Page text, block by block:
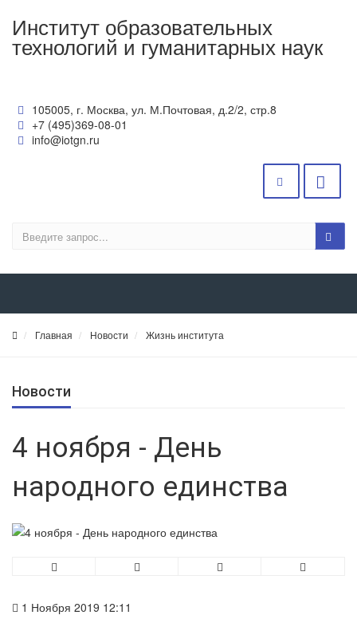
Институт образовательных
технологий и гуманитарных наук
105005, г. Москва, ул. М.Почтовая, д.2/2, стр.8
+7 (495)369-08-01
info@iotgn.ru
Главная Новости Жизнь института
Новости
4 ноября - День
народного единства
1 Ноября 2019 12:11